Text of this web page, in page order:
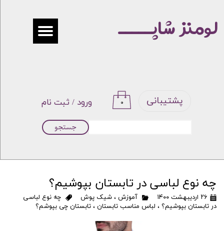
ورود / ثبت نام
حساب کاربری من
خروج از حساب کاربری
۰ پشتیبانی
جستجو
لومنز شاپـــــ
چه نوع لباسی در تابستان بپوشیم؟
۲۶ اردیبهشت ۱۴۰۰ آموزش ، شیک پوش
چه نوع لباسی
در تابستان بپوشیم؟ ، لباس مناسب تابستان ، تابستان چی بپوشم؟